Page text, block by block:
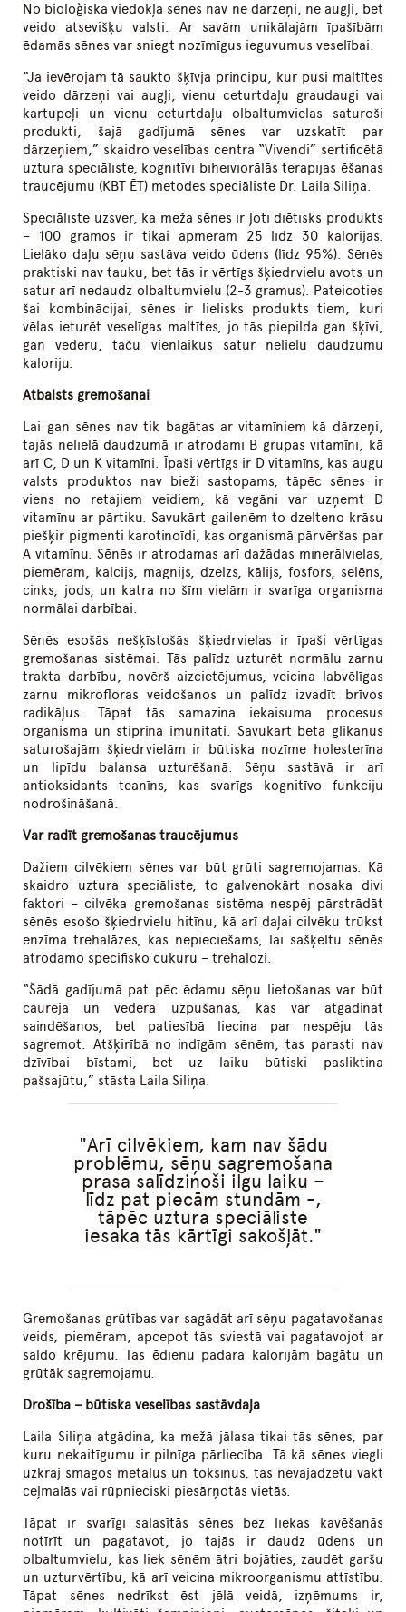
No bioloģiskā viedokļa sēnes nav ne dārzeņi, ne augļi, bet
veido atsevišķu valsti. Ar savām unikālajām īpašībām
ēdamās sēnes var sniegt nozīmīgus ieguvumus veselībai.
“Ja ievērojam tā saukto šķīvja principu, kur pusi maltītes
veido dārzeņi vai augļi, vienu ceturtdaļu graudaugi vai
kartupeļi un vienu ceturtdaļu olbaltumvielas saturoši
produkti, šajā gadījumā sēnes var uzskatīt par
dārzeņiem,” skaidro veselības centra “Vivendi” sertificētā
uztura speciāliste, kognitīvi biheiviorālās terapijas ēšanas
traucējumu (KBT ĒT) metodes speciāliste Dr. Laila Siliņa.
Speciāliste uzsver, ka meža sēnes ir ļoti diētisks produkts
– 100 gramos ir tikai apmēram 25 līdz 30 kalorijas.
Lielāko daļu sēņu sastāva veido ūdens (līdz 95%). Sēnēs
praktiski nav tauku, bet tās ir vērtīgs šķiedrvielu avots un
satur arī nedaudz olbaltumvielu (2-3 gramus). Pateicoties
šai kombinācijai, sēnes ir lielisks produkts tiem, kuri
vēlas ieturēt veselīgas maltītes, jo tās piepilda gan šķīvi,
gan vēderu, taču vienlaikus satur nelielu daudzumu
kaloriju.
Atbalsts gremošanai
Lai gan sēnes nav tik bagātas ar vitamīniem kā dārzeņi,
tajās nelielā daudzumā ir atrodami B grupas vitamīni, kā
arī C, D un K vitamīni. Īpaši vērtīgs ir D vitamīns, kas augu
valsts produktos nav bieži sastopams, tāpēc sēnes ir
viens no retajiem veidiem, kā vegāni var uzņemt D
vitamīnu ar pārtiku. Savukārt gailenēm to dzelteno krāsu
piešķir pigmenti karotinoīdi, kas organismā pārvēršas par
A vitamīnu. Sēnēs ir atrodamas arī dažādas minerālvielas,
piemēram, kalcijs, magnijs, dzelzs, kālijs, fosfors, selēns,
cinks, jods, un katra no šīm vielām ir svarīga organisma
normālai darbībai.
Sēnēs esošās nešķīstošās šķiedrvielas ir īpaši vērtīgas
gremošanas sistēmai. Tās palīdz uzturēt normālu zarnu
trakta darbību, novērš aizcietējumus, veicina labvēlīgas
zarnu mikrofloras veidošanos un palīdz izvadīt brīvos
radikāļus. Tāpat tās samazina iekaisuma procesus
organismā un stiprina imunitāti. Savukārt beta glikānus
saturošajām šķiedrvielām ir būtiska nozīme holesterīna
un lipīdu balansa uzturēšanā. Sēņu sastāvā ir arī
antioksidants teanīns, kas svarīgs kognitīvo funkciju
nodrošināšanā.
Var radīt gremošanas traucējumus
Dažiem cilvēkiem sēnes var būt grūti sagremojamas. Kā
skaidro uztura speciāliste, to galvenokārt nosaka divi
faktori – cilvēka gremošanas sistēma nespēj pārstrādāt
sēnēs esošo šķiedrvielu hitīnu, kā arī daļai cilvēku trūkst
enzīma trehalāzes, kas nepieciešams, lai sašķeltu sēnēs
atrodamo specifisko cukuru – trehalozi.
“Šādā gadījumā pat pēc ēdamu sēņu lietošanas var būt
caureja un vēdera uzpūšanās, kas var atgādināt
saindēšanos, bet patiesībā liecina par nespēju tās
sagremot. Atšķirībā no indīgām sēnēm, tas parasti nav
dzīvībai bīstami, bet uz laiku būtiski pasliktina
pašsajūtu,” stāsta Laila Siliņa.
Arī cilvēkiem, kam nav šādu
problēmu, sēņu sagremošana
prasa salīdzinoši ilgu laiku –
līdz pat piecām stundām -,
tāpēc uztura speciāliste
iesaka tās kārtīgi sakošļāt.
Gremošanas grūtības var sagādāt arī sēņu pagatavošanas
veids, piemēram, apcepot tās sviestā vai pagatavojot ar
saldo krējumu. Tas ēdienu padara kalorijām bagātu un
grūtāk sagremojamu.
Drošība – būtiska veselības sastāvdaļa
Laila Siliņa atgādina, ka mežā jālasa tikai tās sēnes, par
kuru nekaitīgumu ir pilnīga pārliecība. Tā kā sēnes viegli
uzkrāj smagos metālus un toksīnus, tās nevajadzētu vākt
ceļmalās vai rūpnieciski piesārņotās vietās.
Tāpat ir svarīgi salasītās sēnes bez liekas kavēšanās
notīrīt un pagatavot, jo tajās ir daudz ūdens un
olbaltumvielu, kas liek sēnēm ātri bojāties, zaudēt garšu
un uzturvērtību, kā arī veicina mikroorganismu attīstību.
Tāpat sēnes nedrīkst ēst jēlā veidā, izņēmums ir,